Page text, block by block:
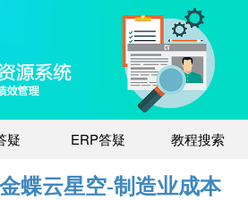
疑 ERP答疑 教程搜索
蝶云星空-制造业成本